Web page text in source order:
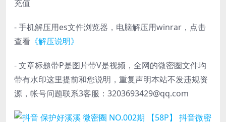
充值
- 手机解压用es文件浏览器，电脑解压用winrar，点击
查看 《解压说明》
- 文章标题带P是图片带V是视频，全网的微密圈文件均
带有水印这里提前和您说明，重复声明本站不发违规资
源，帐号问题联系3客服：3203693429@qq.com